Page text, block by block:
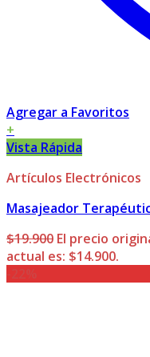
Agregar a Favoritos
+
Vista Rápida
Artículos Electrónicos
Masajeador
$19.900 El precio
actual es: $14.900.